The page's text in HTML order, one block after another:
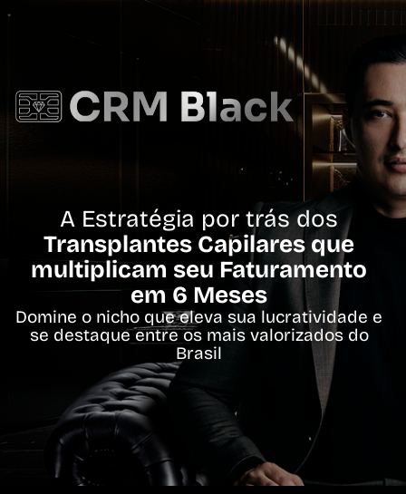
A Estratégia por trás dos
Transplantes Capilares que
multiplicam seu Faturamento
em 6 Meses
Domine o nicho que eleva sua lucratividade e
se destaque entre os mais valorizados do
Brasil